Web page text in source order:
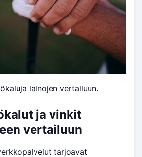
lainojen vertailuun.
ja vinkit
vertailuun
tarjoavat